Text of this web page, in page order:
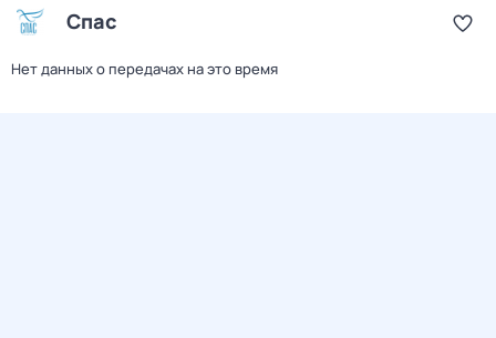
Спас
Нет данных о передачах на это время